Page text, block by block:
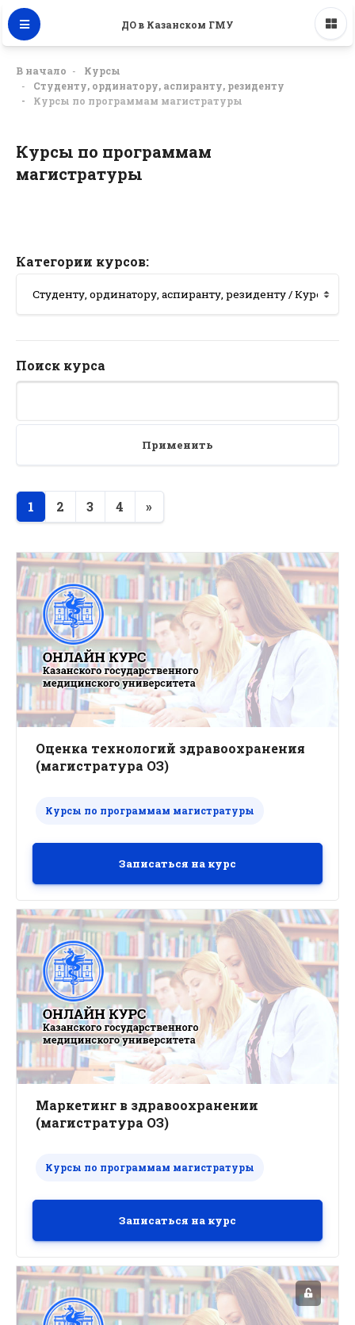
ДО в Казанском ГМУ
В начало
Курсы
Студенту, ординатору, аспиранту, резиденту
Курсы по программам магистратуры
Курсы по программам
магистратуры
Категории курсов:
Поиск курса
Применить
1 2 3 4 »
Оценка технологий здравоохранения
(магистратура ОЗ)
Курсы по программам магистратуры
Записаться на курс
Маркетинг в здравоохранении
(магистратура ОЗ)
Курсы по программам магистратуры
Записаться на курс